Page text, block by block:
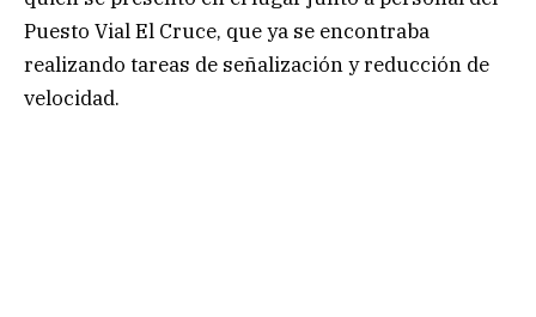
Puesto Vial El Cruce, que ya se encontraba
realizando tareas de señalización y reducción de
velocidad.